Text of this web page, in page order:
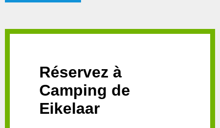
Réservez à
Camping de
Eikelaar